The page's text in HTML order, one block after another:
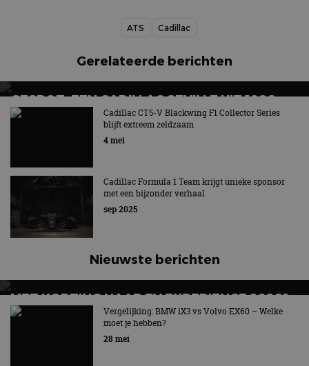
ATS Cadillac
Gerelateerde berichten
GESPOT: EEN CADILLAC SEVILLE UIT 1986
Heet gewassen CadillacCadillac CT5-V Blackwing F1 Collector Series
blijft extreem zeldzaam
4 mei
Cadillac Formula 1 Team krijgt unieke sponsor
met een bijzonder verhaal
sep 2025
Nieuwste berichten
MET KORTING NAAR EV EXPERIENCE 2026?
AUTORAI REGELT HET!
EV Experience 2026 van 24 tot 26 september
Vergelijking: BMW iX3 vs Volvo EX60 – Welke
moet je hebben?
28 mei